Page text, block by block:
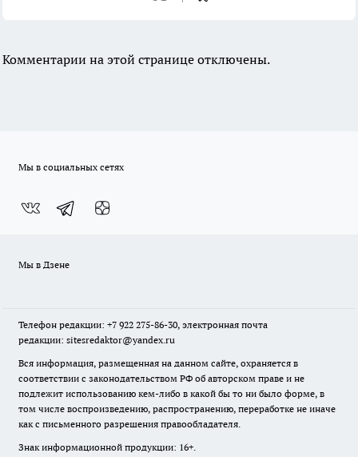
Комментарии на этой странице отключены.
Мы в социальных сетях
Мы в Дзене
Телефон редакции: +7 922 275-86-30, электронная почта
редакции: sitesredaktor@yandex.ru
Вся информация, размещенная на данном сайте, охраняется в
соответствии с законодательством РФ об авторском праве и не
подлежит использованию кем-либо в какой бы то ни было форме, в
том числе воспроизведению, распространению, переработке не иначе
как с письменного разрешения правообладателя.
Знак информационной продукции: 16+.